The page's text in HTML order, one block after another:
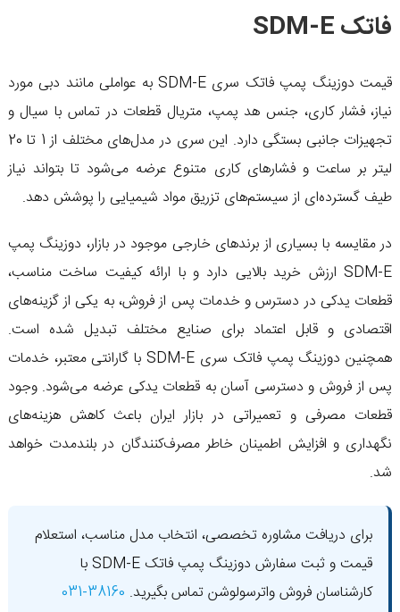
فاتک SDM-E
قیمت دوزینگ پمپ فاتک سری SDM-E به عواملی مانند دبی مورد
نیاز، فشار کاری، جنس هد پمپ، متریال قطعات در تماس با سیال و
تجهیزات جانبی بستگی دارد. این سری در مدل‌های مختلف از 1 تا 20
لیتر بر ساعت و فشارهای کاری متنوع عرضه می‌شود تا بتواند نیاز
طیف گسترده‌ای از سیستم‌های تزریق مواد شیمیایی را پوشش دهد.
در مقایسه با بسیاری از برندهای خارجی موجود در بازار، دوزینگ پمپ
SDM-E ارزش خرید بالایی دارد و با ارائه کیفیت ساخت مناسب،
قطعات یدکی در دسترس و خدمات پس از فروش، به یکی از گزینه‌های
اقتصادی و قابل اعتماد برای صنایع مختلف تبدیل شده است.
همچنین دوزینگ پمپ فاتک سری SDM-E با گارانتی معتبر، خدمات
پس از فروش و دسترسی آسان به قطعات یدکی عرضه می‌شود. وجود
قطعات مصرفی و تعمیراتی در بازار ایران باعث کاهش هزینه‌های
نگهداری و افزایش اطمینان خاطر مصرف‌کنندگان در بلندمدت خواهد
شد.
برای دریافت مشاوره تخصصی، انتخاب مدل مناسب، استعلام
قیمت و ثبت سفارش دوزینگ پمپ فاتک SDM-E با
کارشناسان فروش واترسولوشن تماس بگیرید. 38160-031